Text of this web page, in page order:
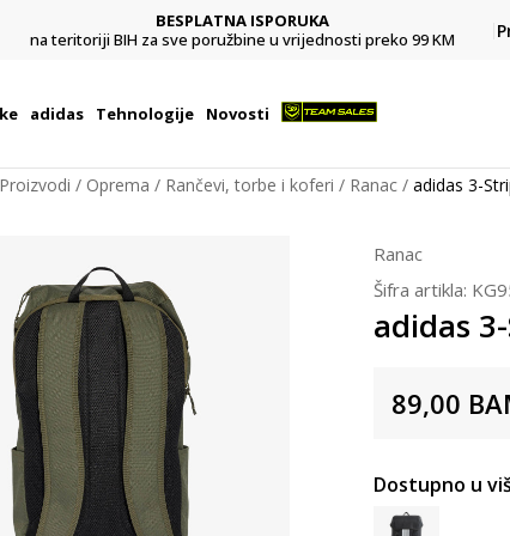
BESPLATNA ISPORUKA
na teritoriji BIH za sve poružbine u vrijednosti preko 99 KM
adidas Tehnologije Novosti
Proizvodi Oprema Rančevi, torbe i koferi Ranac adidas 3-
Ranac
Šifra artikla:
adidas
89,00
Dostupno u